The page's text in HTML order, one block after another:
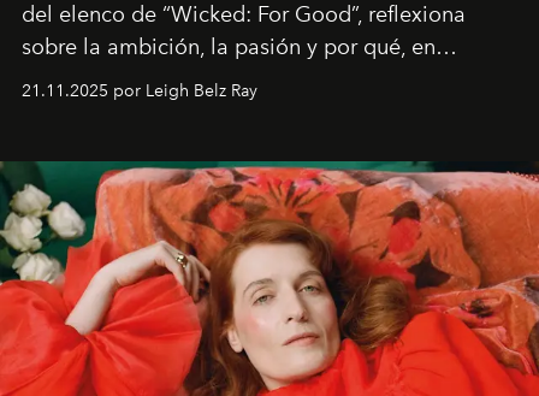
del elenco de “Wicked: For Good”, reflexiona
sobre la ambición, la pasión y por qué, en
ocasiones, la introspección puede esperar. “Es
importa si no lo entienden’”, confiesa.
21.11.2025 por Leigh Belz Ray